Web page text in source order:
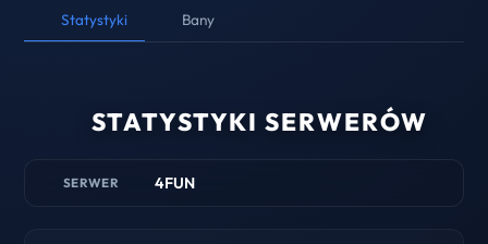
Statystyki Bany
STATYSTYKI SERWERÓW
SERWER 4FUN